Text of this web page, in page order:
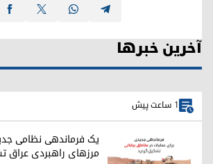
آخرین خبرها
1 ساعت پیش
یک فرماندهی نظامی
مرزهای راهبردی